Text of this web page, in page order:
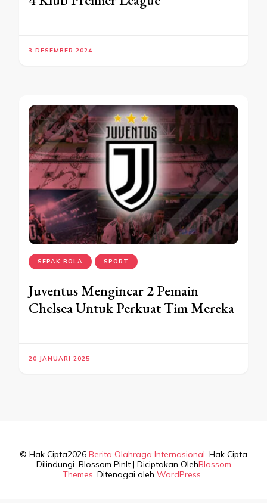
3 DESEMBER 2024
SEPAK BOLA SPORT
Juventus Mengincar 2 Pemain
Chelsea Untuk Perkuat Tim Mereka
20 JANUARI 2025
© Hak Cipta2026 Berita Olahraga Internasional. Hak Cipta
Dilindungi. Blossom PinIt | Diciptakan OlehBlossom
Themes. Ditenagai oleh WordPress .